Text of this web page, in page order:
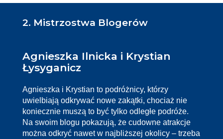
2. Mistrzostwa Blogerów
Agnieszka Ilnicka i Krystian
Łysyganicz
Agnieszka i Krystian to podróżnicy, którzy
uwielbiają odkrywać nowe zakątki, chociaż nie
koniecznie muszą to być tylko odległe podróże.
Na swoim blogu pokazują, że cudowne atrakcje
można odkryć nawet w najbliższej okolicy – trzeba